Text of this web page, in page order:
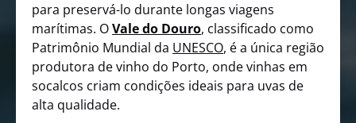
para preservá-lo durante longas viagens
marítimas. OVale do Douro, classificado como
Patrimônio Mundial da UNESCO, é a única região
produtora de vinho do Porto, onde vinhas em
socalcos criam condições ideais para uvas de
alta qualidade.